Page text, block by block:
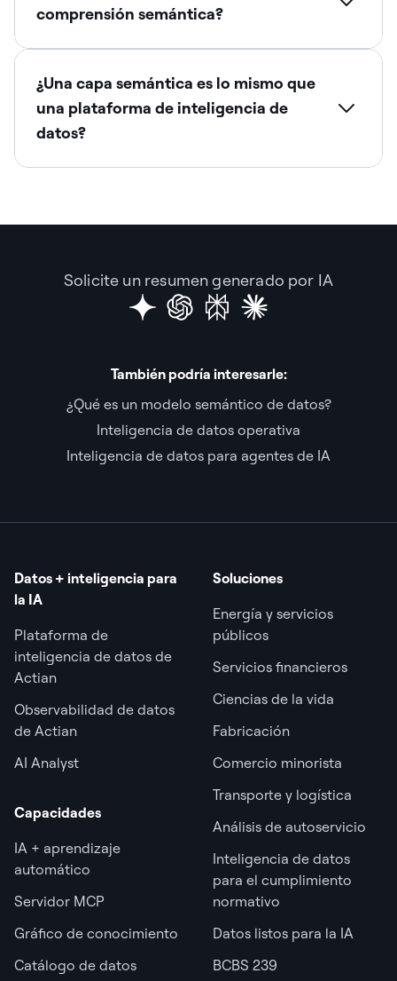
comprensión semántica?
¿Una capa semántica es lo mismo que
una plataforma de inteligencia de
datos?
Solicite un resumen generado por IA
También podría interesarle:
¿Qué es un modelo semántico de datos?
Inteligencia de datos operativa
Inteligencia de datos para agentes de IA
Datos + inteligencia para
la IA
Plataforma de
inteligencia de datos de
Actian
Observabilidad de datos
de Actian
AI Analyst
Capacidades
IA + aprendizaje
automático
Servidor MCP
Gráfico de conocimiento
Catálogo de datos
Soluciones
Energía y servicios
públicos
Servicios financieros
Ciencias de la vida
Fabricación
Comercio minorista
Transporte y logística
Análisis de autoservicio
Inteligencia de datos
para el cumplimiento
normativo
Datos listos para la IA
BCBS 239